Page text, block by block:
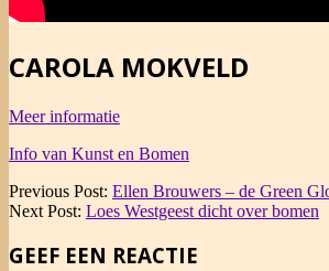
CAROLA MOKVELD
Meer informatie
Info van Kunst en Bomen
2014-
06-
Previous Post: Ellen Brouwers – de Green
Next Post: Loes Westgeest dicht over bomen
GEEF EEN REACTIE